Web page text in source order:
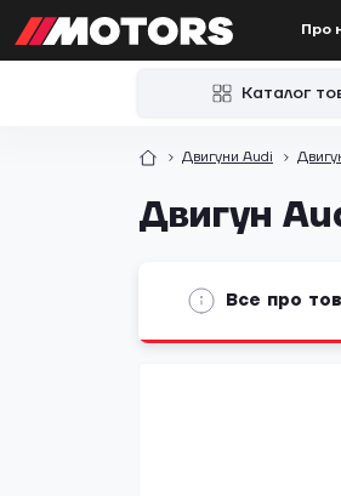
Про
Каталог
Двигуни Audi
Двигун
Все про